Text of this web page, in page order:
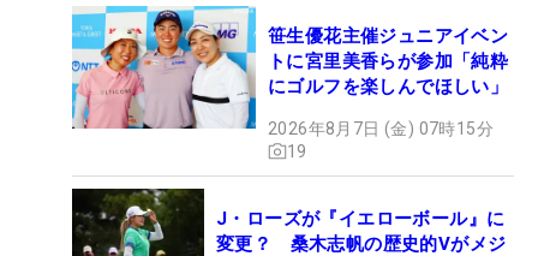
優勝：ステイシー・ルイス
2位T：チェ・ナヨン(-6)
2位T：パク・ヒヨン(-6)
4位T： モーガン・プレッセル
スーザン・ペターセン(-5)
6位：リゼッテ・サラス(-3)
7位T：比嘉真美子
(-2)
7位T：佐伯三貴
(-2)
笹生優花主催ジュニアイベン
トに宮里美香らが参加「純粋
にゴルフを楽しんでほしい」
2026年8月7日 (金) 07時15分
19
J・ローズが『イエローボール』に
変更？ 桑木志帆の歴史的Vがメジ